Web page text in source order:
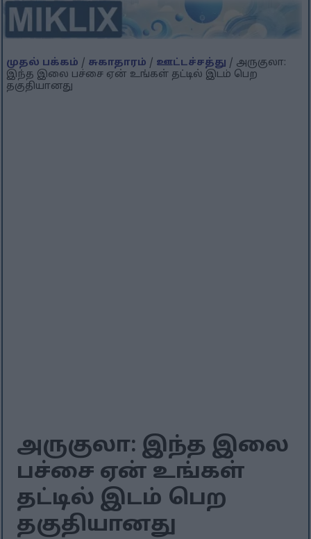
முதல் பக்கம் / சுகாதாரம் / ஊட்டச்சத்து / அருகுலா:
இந்த இலை பச்சை ஏன் உங்கள் தட்டில் இடம் பெற
தகுதியானது
அருகுலா: இந்த இலை
பச்சை ஏன் உங்கள்
தட்டில் இடம் பெற
தகுதியானது